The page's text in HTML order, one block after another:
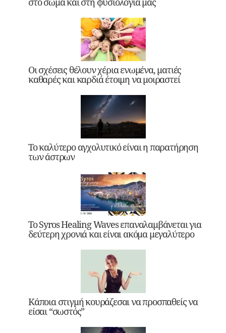
Οι σχέσεις θέλουν χέρια ενωμένα, ματιές
καθαρές και καρδιά έτοιμη να μοιραστεί
Το καλύτερο αγχολυτικό είναι η παρατήρηση
των άστρων
Το Syros Healing Waves επαναλαμβάνεται για
δεύτερη χρονιά και είναι ακόμα μεγαλύτερο
Κάποια στιγμή κουράζεσαι να προσπαθείς να
είσαι “σωστός”